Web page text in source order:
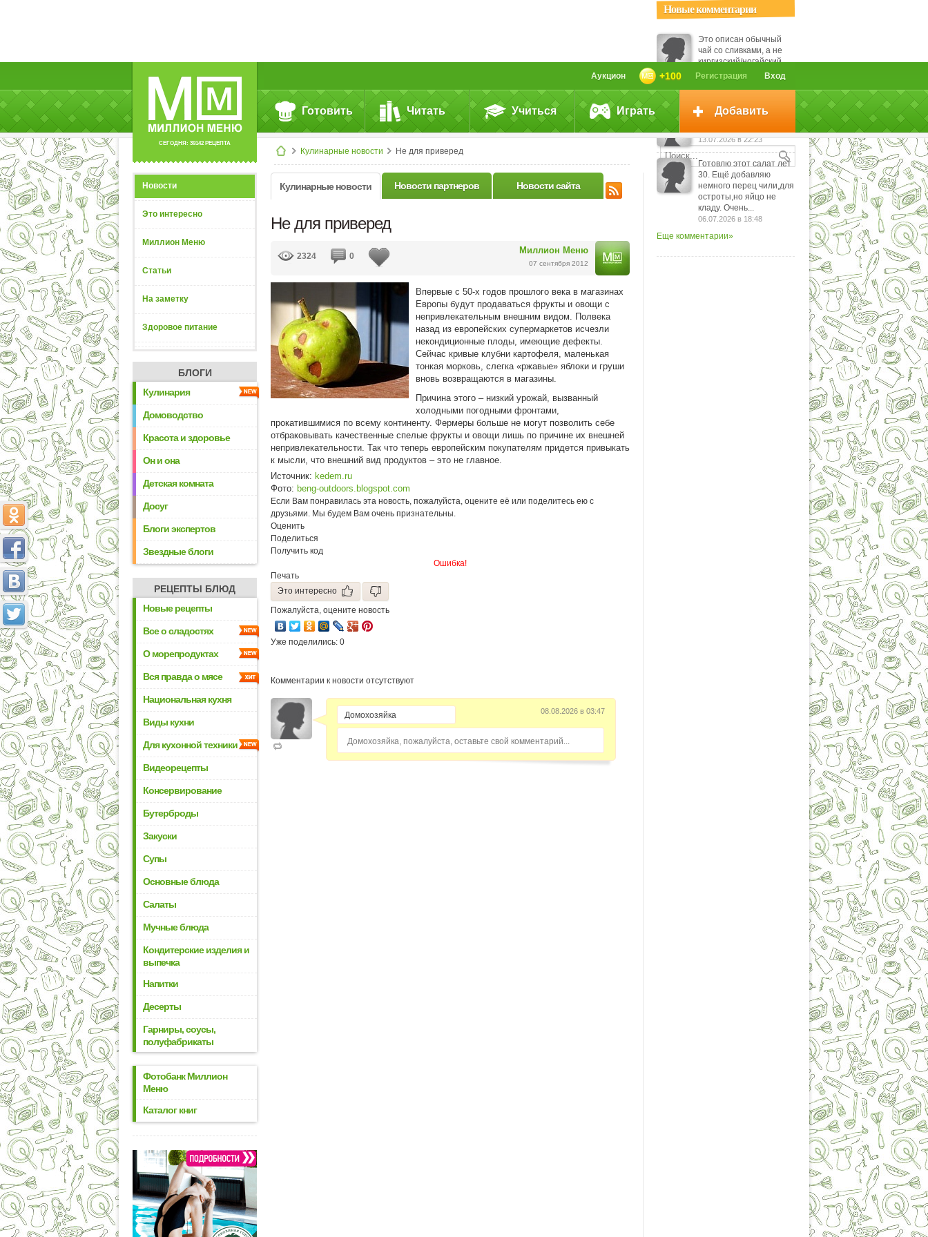
СЕГОДНЯ: 39142 РЕЦЕПТА
Вход
Регистрация
+100
Аукцион
Готовить Читать Учиться Играть Добавить
Кулинарные новости Не для приверед
Новости
Это интересно
Миллион Меню
Статьи
На заметку
Здоровое питание
БЛОГИ
Кулинария
Домоводство
Красота и здоровье
Он и она
Детская комната
Досуг
Блоги экспертов
Звездные блоги
РЕЦЕПТЫ БЛЮД
Новые рецепты
Все о сладостях
О морепродуктах
Вся правда о мясе
Национальная кухня
Виды кухни
Для кухонной техники
Видеорецепты
Консервирование
Бутерброды
Закуски
Супы
Основные блюда
Салаты
Мучные блюда
Кондитерские изделия и
выпечка
Напитки
Десерты
Гарниры, соусы,
полуфабрикаты
Фотобанк Миллион
Меню
Каталог книг
Кулинарные новости Новости партнеров Новости сайта
Не для приверед
Миллион Меню
07 сентября 2012
2324 0
Впервые с 50-х годов прошлого века в магазинах
Европы будут продаваться фрукты и овощи с
непривлекательным внешним видом. Полвека
назад из европейских супермаркетов исчезли
некондиционные плоды, имеющие дефекты.
Сейчас кривые клубни картофеля, маленькая
тонкая морковь, слегка «ржавые» яблоки и груши
вновь возвращаются в магазины.
Причина этого – низкий урожай, вызванный
холодными погодными фронтами,
прокатившимися по всему континенту. Фермеры больше не могут позволить себе
отбраковывать качественные спелые фрукты и овощи лишь по причине их внешней
непривлекательности. Так что теперь европейским покупателям придется привыкать
к мысли, что внешний вид продуктов – это не главное.
Источник: kedem.ru
Фото: beng-outdoors.blogspot.com
Если Вам понравилась эта новость, пожалуйста, оцените её или поделитесь ею с
друзьями. Мы будем Вам очень признательны.
Оценить
Поделиться
Получить код
Ошибка!
Печать
Это интересно
Пожалуйста, оцените новость
Уже поделились: 0
Комментарии к новости отсутствуют
08.08.2026 в 03:47
Домохозяйка, пожалуйста, оставьте свой комментарий...
Новые комментарии
Это описан обычный
чай со сливками, а не
киргизский/ногайский.
Киргизский - это
вариант калмыцкого,...
До готовности - это
13.07.2026 в 22:23
Готовлю этот салат лет
30. Ещё добавляю
немного перец чили,для
остроты,но яйцо не
кладу. Очень...
06.07.2026 в 18:48
Еще комментарии»